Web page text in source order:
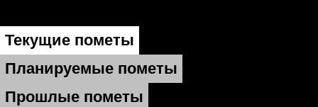
Текущие пометы
Планируемые пометы
Прошлые пометы